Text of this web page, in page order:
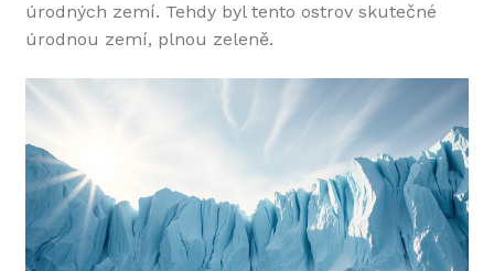
úrodných zemí. Tehdy byl tento ostrov skutečné
úrodnou zemí, plnou zeleně.